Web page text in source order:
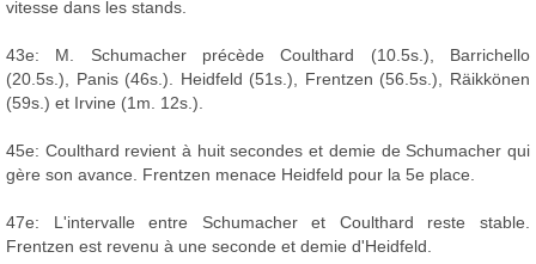
vitesse dans les stands.
43e: M. Schumacher précède Coulthard (10.5s.), Barrichello
(20.5s.), Panis (46s.). Heidfeld (51s.), Frentzen (56.5s.), Räikkönen
(59s.) et Irvine (1m. 12s.).
45e: Coulthard revient à huit secondes et demie de Schumacher qui
gère son avance. Frentzen menace Heidfeld pour la 5e place.
47e: L'intervalle entre Schumacher et Coulthard reste stable.
Frentzen est revenu à une seconde et demie d'Heidfeld.